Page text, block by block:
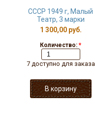
СССР 1949 г, Малый
Театр, 3 марки
1 300,00 руб.
Количество: *
7 доступно для заказа